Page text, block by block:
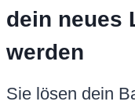
dein neues
werden
Sie lösen dein